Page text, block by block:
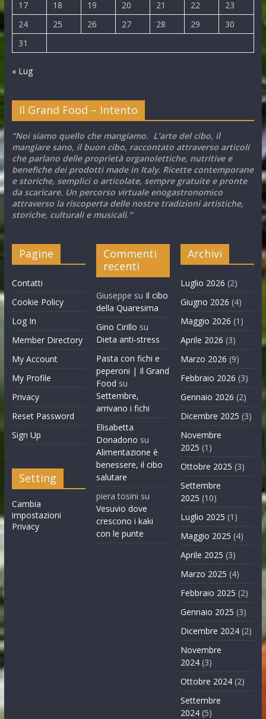
17 18 19 20 21 22
23
24
25 26 27 28 29
30
31
« Lug
Il Grand Food – Intento
“Noi siamo quello che mangiamo. L’arte del cibo, il
mangiare sano, il buon cibo, raccontato attraverso articoli
che parlano delle proprietà organolettiche, nutritive e
benefiche dei prodotti made in Italy. Ricette contemporane
e storiche, semplici o articolate, sempre gratuite e pronte
da scaricare. Un percorso virtuale enogastronomico
attraverso la riscoperta delle nostre tradizioni artistiche,
storiche, culturali e musicali.”
Pagine
Contatti
Cookie Policy
Log In
Member Directory
My Account
My Profile
Privacy
Reset Password
Sign Up
Setting
Cambia
impostazioni
Privacy
Commenti
recenti
Giuseppe su Il cibo
della Quaresima
Gino Cirillo su
Dieta anti-stress
Pasta con fichi e
peperoni | Il Grand
Food su
Settembre,
arrivano i fichi
Elisabetta
Donadono su
Alimentazione è
benessere, il cibo
salutare
piera tosini su
Vesuvio dove
crescono i kaki
con le punte
Archivi
Luglio 2026 (2)
Giugno 2026 (4)
Maggio 2026 (1)
Aprile 2026 (3)
Marzo 2026 (9)
Febbraio 2026 (3)
Gennaio 2026 (2)
Dicembre 2025 (3)
Novembre
2025 (1)
Ottobre 2025 (3)
Settembre
2025 (10)
Luglio 2025 (1)
Maggio 2025 (4)
Aprile 2025 (3)
Marzo 2025 (4)
Febbraio 2025 (2)
Gennaio 2025 (3)
Dicembre 2024 (2)
Novembre
2024 (3)
Ottobre 2024 (2)
Settembre
2024 (5)